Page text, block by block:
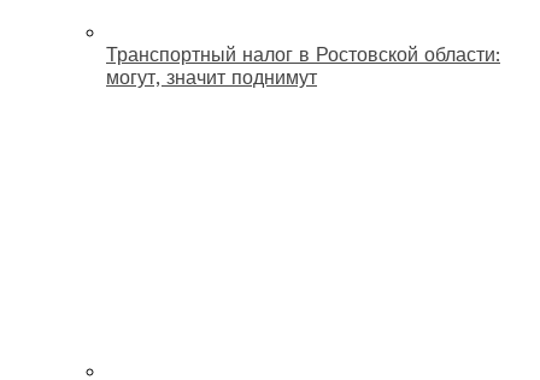
Транспортный налог в Ростовской области:
могут, значит поднимут